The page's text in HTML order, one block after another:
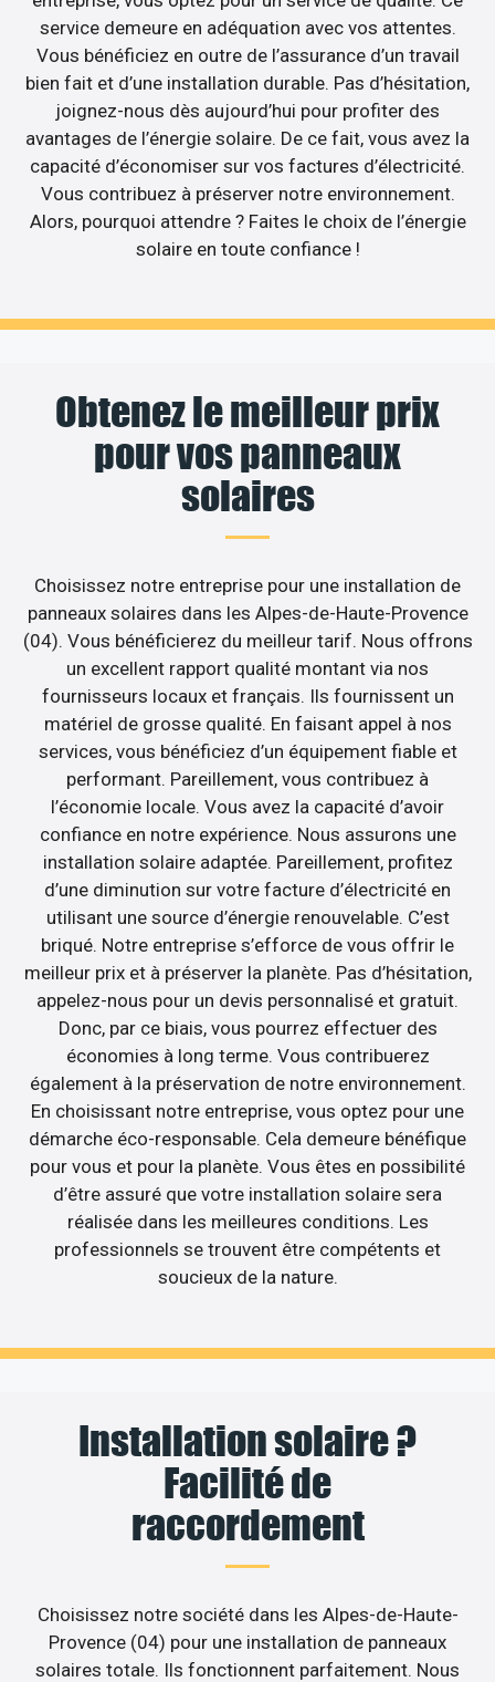
service demeure en adéquation avec vos attentes.
Vous bénéficiez en outre de l’assurance d’un travail
bien fait et d’une installation durable. Pas d’hésitation,
joignez-nous dès aujourd’hui pour profiter des
avantages de l’énergie solaire. De ce fait, vous avez la
capacité d’économiser sur vos factures d’électricité.
Vous contribuez à préserver notre environnement.
Alors, pourquoi attendre ? Faites le choix de l’énergie
solaire en toute confiance !
Obtenez le meilleur prix
pour vos panneaux
solaires
Choisissez notre entreprise pour une installation de
panneaux solaires dans les Alpes-de-Haute-Provence
(04). Vous bénéficierez du meilleur tarif. Nous offrons
un excellent rapport qualité montant via nos
fournisseurs locaux et français. Ils fournissent un
matériel de grosse qualité. En faisant appel à nos
services, vous bénéficiez d’un équipement fiable et
performant. Pareillement, vous contribuez à
l’économie locale. Vous avez la capacité d’avoir
confiance en notre expérience. Nous assurons une
installation solaire adaptée. Pareillement, profitez
d’une diminution sur votre facture d’électricité en
utilisant une source d’énergie renouvelable. C’est
briqué. Notre entreprise s’efforce de vous offrir le
meilleur prix et à préserver la planète. Pas d’hésitation,
appelez-nous pour un devis personnalisé et gratuit.
Donc, par ce biais, vous pourrez effectuer des
économies à long terme. Vous contribuerez
également à la préservation de notre environnement.
En choisissant notre entreprise, vous optez pour une
démarche éco-responsable. Cela demeure bénéfique
pour vous et pour la planète. Vous êtes en possibilité
d’être assuré que votre installation solaire sera
réalisée dans les meilleures conditions. Les
professionnels se trouvent être compétents et
soucieux de la nature.
Installation solaire ?
Facilité de
raccordement
Choisissez notre société dans les Alpes-de-Haute-
Provence (04) pour une installation de panneaux
solaires totale. Ils fonctionnent parfaitement. Nous